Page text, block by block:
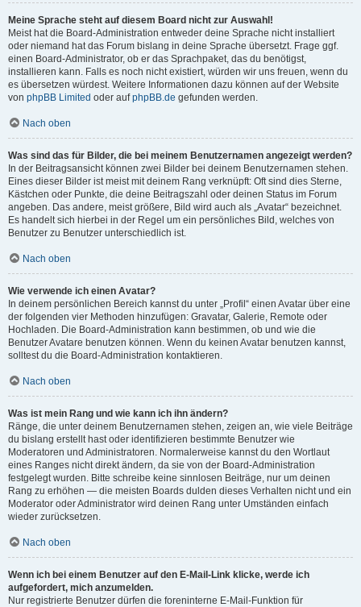
Meine Sprache steht auf diesem Board nicht zur Auswahl!
Meist hat die Board-Administration entweder deine Sprache nicht installiert
oder niemand hat das Forum bislang in deine Sprache übersetzt. Frage ggf.
einen Board-Administrator, ob er das Sprachpaket, das du benötigst,
installieren kann. Falls es noch nicht existiert, würden wir uns freuen, wenn du
es übersetzen würdest. Weitere Informationen dazu können auf der Website
von phpBB Limited oder aufphpBB.de gefunden werden.
Nach oben
Was sind das für Bilder, die bei meinem Benutzernamen angezeigt werden?
In der Beitragsansicht können zwei Bilder bei deinem Benutzernamen stehen.
Eines dieser Bilder ist meist mit deinem Rang verknüpft: Oft sind dies Sterne,
Kästchen oder Punkte, die deine Beitragszahl oder deinen Status im Forum
angeben. Das andere, meist größere, Bild wird auch als „Avatar“ bezeichnet.
Es handelt sich hierbei in der Regel um ein persönliches Bild, welches von
Benutzer zu Benutzer unterschiedlich ist.
Nach oben
Wie verwende ich einen Avatar?
In deinem persönlichen Bereich kannst du unter „Profil“ einen Avatar über eine
der folgenden vier Methoden hinzufügen: Gravatar, Galerie, Remote oder
Hochladen. Die Board-Administration kann bestimmen, ob und wie die
Benutzer Avatare benutzen können. Wenn du keinen Avatar benutzen kannst,
solltest du die Board-Administration kontaktieren.
Nach oben
Was ist mein Rang und wie kann ich ihn ändern?
Ränge, die unter deinem Benutzernamen stehen, zeigen an, wie viele Beiträge
du bislang erstellt hast oder identifizieren bestimmte Benutzer wie
Moderatoren und Administratoren. Normalerweise kannst du den Wortlaut
eines Ranges nicht direkt ändern, da sie von der Board-Administration
festgelegt wurden. Bitte schreibe keine sinnlosen Beiträge, nur um deinen
Rang zu erhöhen — die meisten Boards dulden dieses Verhalten nicht und ein
Moderator oder Administrator wird deinen Rang unter Umständen einfach
wieder zurücksetzen.
Nach oben
Wenn ich bei einem Benutzer auf den E-Mail-Link klicke, werde ich
aufgefordert, mich anzumelden.
Nur registrierte Benutzer dürfen die foreninterne E-Mail-Funktion für